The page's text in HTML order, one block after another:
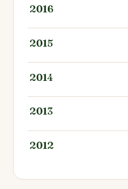
2016
2015
2014
2013
2012